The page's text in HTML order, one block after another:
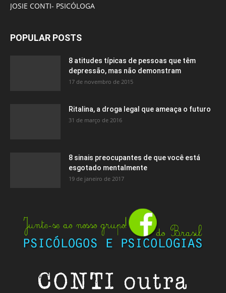
JOSIE CONTI- PSICÓLOGA
POPULAR POSTS
8 atitudes típicas de pessoas que têm
depressão, mas não demonstram
17 de novembro de 2015
Ritalina, a droga legal que ameaça o futuro
31 de março de 2016
8 sinais preocupantes de que você está
esgotado mentalmente
19 de janeiro de 2017